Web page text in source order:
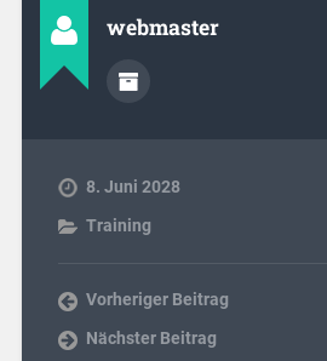
webmaster
8. Juni 2028
Training
Vorheriger Beitrag
Nächster Beitrag